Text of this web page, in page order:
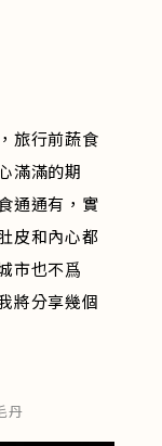
旅行前蔬食
滿滿的期
通通有，實
皮和內心都
市也不爲
將分享幾個
丹